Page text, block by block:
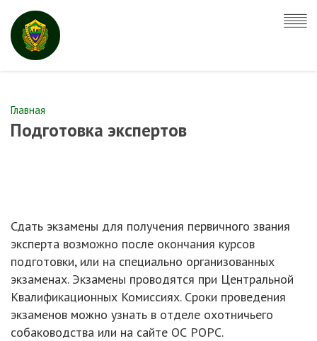
Главная
Подготовка экспертов
Сдать экзамены для получения первичного звания
эксперта возможно после окончания курсов
подготовки, или на специально организованных
экзаменах. Экзамены проводятся при Центральной
Квалификационных Комиссиях. Сроки проведения
экзаменов можно узнать в отделе охотничьего
собаководства или на сайте ОС РОРС.